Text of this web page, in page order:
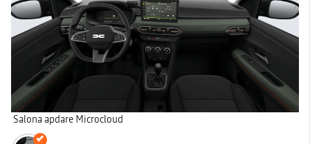
Salona apdare Microcloud